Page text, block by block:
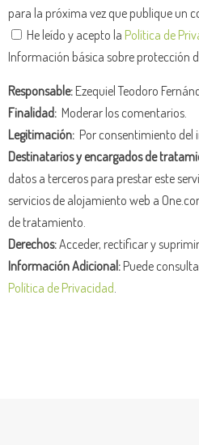
para la próxima vez que publique un
He leído y acepto la Política de
Información básica sobre protección
Responsable:Ezequiel Teodoro
Finalidad: Moderar los comentarios.
Legitimación: Por consentimiento del
Destinatarios y encargados de
datos a terceros para prestar este
servicios de alojamiento web a
de tratamiento.
Derechos:Acceder, rectificar y
Información Adicional:Puede
Política de Privacidad